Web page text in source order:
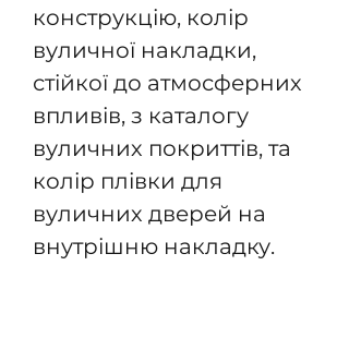
конструкцію, колір
вуличної накладки,
стійкої до атмосферних
впливів, з каталогу
вуличних покриттів, та
колір плівки для
вуличних дверей на
внутрішню накладку.